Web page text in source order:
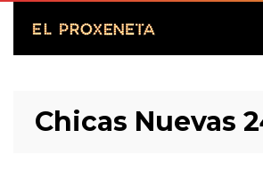
Chicas Nuevas